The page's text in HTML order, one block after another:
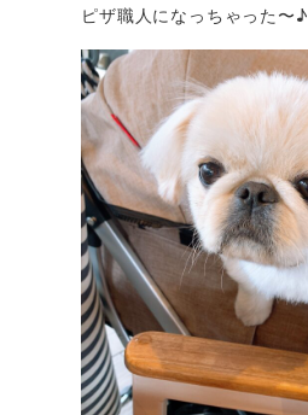
ピザ職人になっちゃった〜♪